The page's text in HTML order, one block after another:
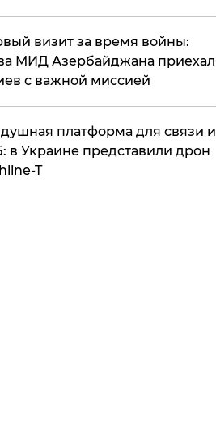
визит за время войны:
МИД Азербайджана приехал
с важной миссией
платформа для связи и
в Украине представили дрон
T